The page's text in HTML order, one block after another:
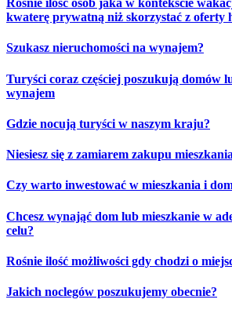
Rośnie ilość osób jaka w kontekście
kwaterę prywatną niż skorzystać z oferty
Szukasz nieruchomości na wynajem?
Turyści coraz częściej poszukują domów
wynajem
Gdzie nocują turyści w naszym kraju?
Niesiesz się z zamiarem zakupu
Czy warto inwestować w mieszkania i
Chcesz wynająć dom lub mieszkanie w
celu?
Rośnie ilość możliwości gdy chodzi o
Jakich noclegów poszukujemy obecnie?